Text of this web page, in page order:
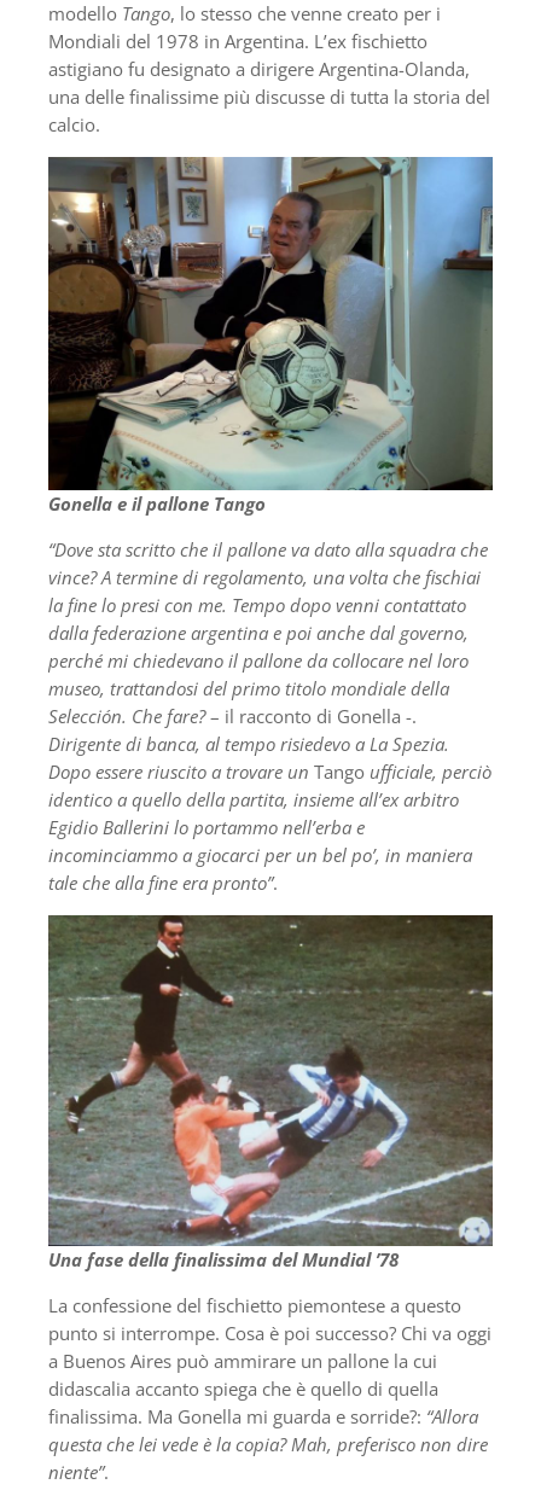
modello Tango, lo stesso che venne creato per i
Mondiali del 1978 in Argentina. L’ex fischietto
astigiano fu designato a dirigere Argentina-Olanda,
una delle finalissime più discusse di tutta la storia del
calcio.
Gonella e il pallone Tango
“Dove sta scritto che il pallone va dato alla squadra che
vince? A termine di regolamento, una volta che fischiai
la fine lo presi con me. Tempo dopo venni contattato
dalla federazione argentina e poi anche dal governo,
perché mi chiedevano il pallone da collocare nel loro
museo, trattandosi del primo titolo mondiale della
Selección. Che fare?– il racconto di Gonella -.
Dirigente di banca, al tempo risiedevo a La Spezia.
Dopo essere riuscito a trovare un Tango ufficiale, perciò
identico a quello della partita, insieme all’ex arbitro
Egidio Ballerini lo portammo nell’erba e
incominciammo a giocarci per un bel po’, in maniera
tale che alla fine era pronto”.
Una fase della finalissima del Mundial ’78
La confessione del fischietto piemontese a questo
punto si interrompe. Cosa è poi successo? Chi va oggi
a Buenos Aires può ammirare un pallone la cui
didascalia accanto spiega che è quello di quella
finalissima. Ma Gonella mi guarda e sorride?: “Allora
questa che lei vede è la copia? Mah, preferisco non dire
niente”.